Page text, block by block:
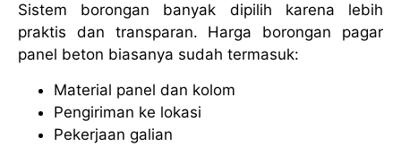
Sistem borongan banyak dipilih karena lebih
praktis dan transparan. Harga borongan pagar
panel beton biasanya sudah termasuk:
Material panel dan kolom
Pengiriman ke lokasi
Pekerjaan galian